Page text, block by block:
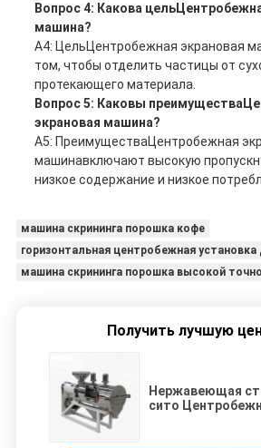
Вопрос 4: Какова цель
машина?
A4: ЦельЦентробежная экрановая
том, чтобы отделить частицы от
протекающего материала.
Вопрос 5: Каковы преимущества
экрановая машина?
A5: ПреимуществаЦентробежная
машинавключают высокую
низкое содержание и низкое
машина скрининга порошка кофе
горизонтальная центробежная
машина скрининга порошка высокой
Получить лучшую
Нержавеющая
сито